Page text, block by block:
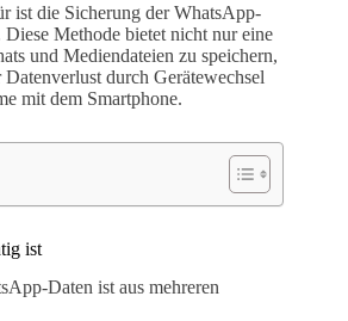
ist die Sicherung der WhatsApp-
Methode bietet nicht nur eine
und Mediendateien zu speichern,
durch Gerätewechsel
mit dem Smartphone.
ist
Daten ist aus mehreren